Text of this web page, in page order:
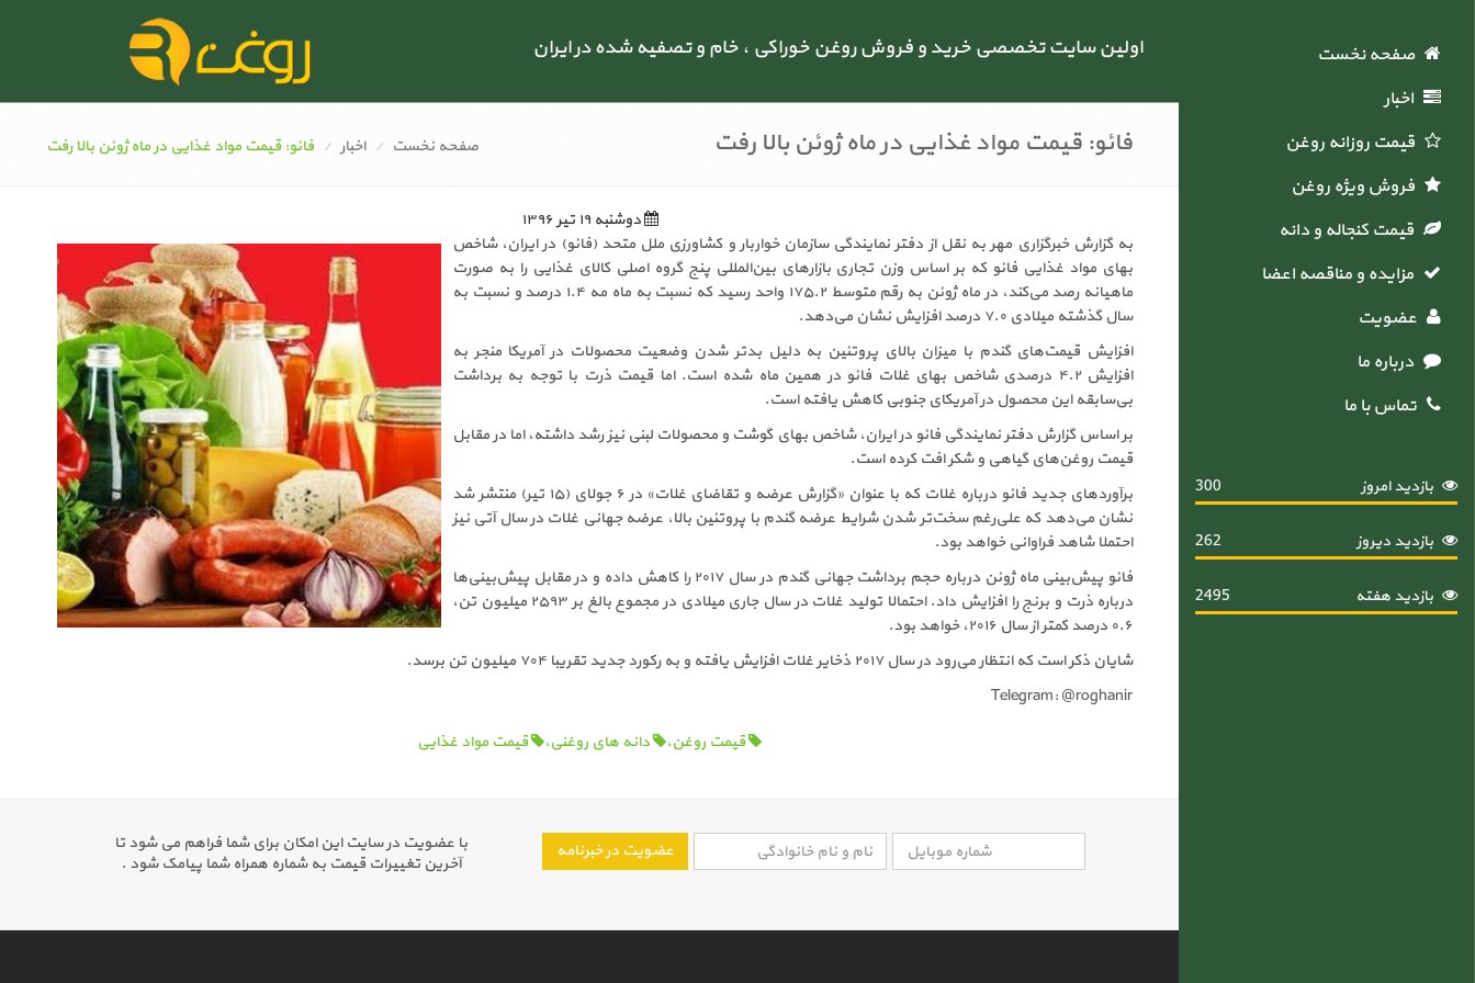
اولین سایت تخصصی خرید و فروش روغن خوراکی ، خام و تصفیه شده در ایران
صفحه نخست
اخبار
قیمت روزانه روغن
فروش ویژه روغن
قیمت کنجاله و دانه
مزایده و مناقصه اعضاء
عضویت
درباره ما
تماس با ما
بازدید امروز 300
بازدید دیروز 262
بازدید هفته 2495
فائو: قیمت مواد غذایی در ماه ژوئن بالا رفت صفحه نخست اخبار فائو: قیمت مواد غذایی در ماه ژوئن بالا رفت
دوشنبه ۱۹ تیر ۱۳۹۶
به گزارش خبرگزاری مهر به نقل از دفتر نمایندگی سازمان خواربار و کشاورزی ملل متحد (فائو) در ایران، شاخص
بهای مواد غذایی فائو که بر اساس وزن تجاری بازارهای بین‌المللی پنج گروه اصلی کالای غذایی را به صورت
ماهیانه رصد می‌کند، در ماه ژوئن به رقم متوسط ۱۷۵.۲ واحد رسید که نسبت به ماه مه ۱.۴ درصد و نسبت به
سال گذشته میلادی ۷.۰ درصد افزایش نشان می‌دهد.
افزایش قیمت‌های گندم با میزان بالای پروتئین به دلیل بدتر شدن وضعیت محصولات در آمریکا منجر به
افزایش ۴.۲ درصدی شاخص بهای غلات فائو در همین ماه شده است. اما قیمت ذرت با توجه به برداشت
بی‌سابقه این محصول در آمریکای جنوبی کاهش یافته است.
بر اساس گزارش دفتر نمایندگی فائو در ایران، شاخص بهای گوشت و محصولات لبنی نیز رشد داشته، اما در مقابل
قیمت روغن‌های گیاهی و شکر افت کرده است.
برآوردهای جدید فائو درباره غلات که با عنوان «گزارش عرضه و تقاضای غلات» در ۶ جولای (۱۵ تیر) منتشر شد
نشان می‌دهد که علی‌رغم سخت‌تر شدن شرایط عرضه گندم با پروتئین بالا، عرضه جهانی غلات در سال آتی نیز
احتملا شاهد فراوانی خواهد بود.
فائو پیش‌بینی ماه ژوئن درباره حجم برداشت جهانی گندم در سال ۲۰۱۷ را کاهش داده و در مقابل پیش‌بینی‌ها
درباره ذرت و برنج را افزایش داد. احتمالا تولید غلات در سال جاری میلادی در مجموع بالغ بر ۲۵۹۳ میلیون تن،
۰.۶ درصد کمتر از سال ۲۰۱۶، خواهد بود.
شایان ذکر است که انتظار می‌رود در سال ۲۰۱۷ ذخایر غلات افزایش یافته و به رکورد جدید تقریبا ۷۰۴ میلیون تن برسد.
Telegram: @roghanir
قیمت روغن،
دانه های روغنی، قیمت مواد غذایی
عضویت در خبرنامه
با عضویت در سایت این امکان برای شما فراهم می شود تا
آخرین تغییرات قیمت به شماره همراه شما پیامک شود .